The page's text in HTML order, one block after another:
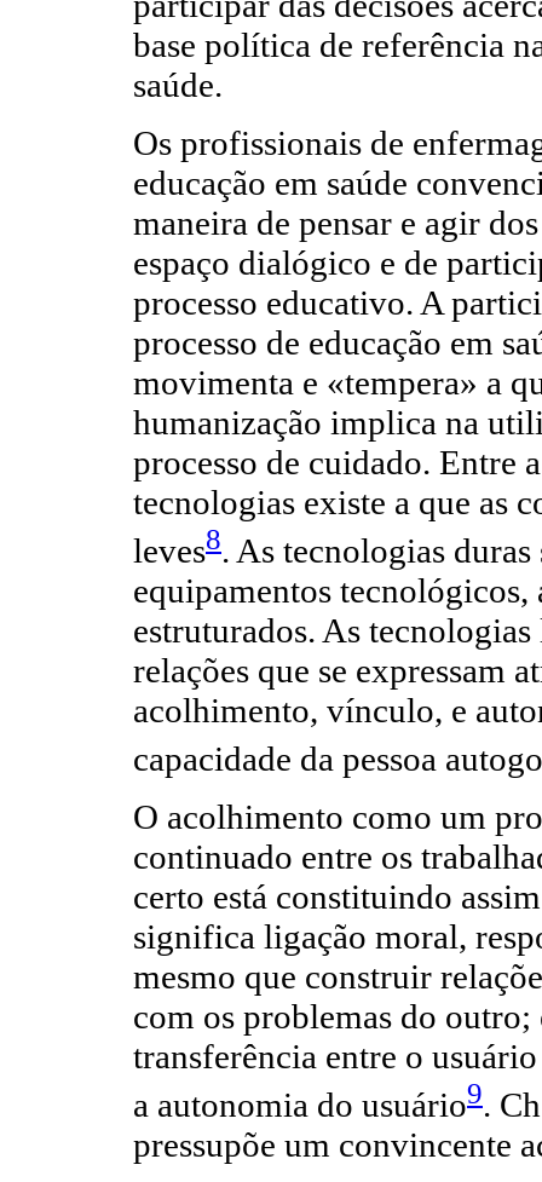
base política de referência
saúde.
Os profissionais de
educação em saúde
maneira de pensar e agir
espaço dialógico e de
processo educativo. A
processo de educação em
movimenta e «tempera» a
humanização implica na
processo de cuidado. Entre
tecnologias existe a que as
leves8. As tecnologias duras
equipamentos tecnológicos,
estruturados. As
relações que se expressam
acolhimento, vínculo, e
capacidade da pessoa
O acolhimento como um
continuado entre os
certo está constituindo
significa ligação moral,
mesmo que construir
com os problemas do
transferência entre o
a autonomia do usuário9.
pressupõe um convincente